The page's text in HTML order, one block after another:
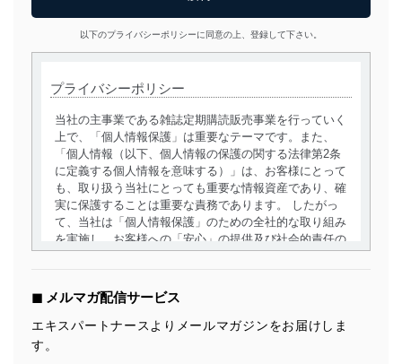
以下のプライバシーポリシーに同意の上、登録して下さい。
プライバシーポリシー
当社の主事業である雑誌定期購読販売事業を行っていく
上で、「個人情報保護」は重要なテーマです。また、
「個人情報（以下、個人情報の保護の関する法律第2条
に定義する個人情報を意味する）」は、お客様にとって
も、取り扱う当社にとっても重要な情報資産であり、確
実に保護することは重要な責務であります。 したがっ
て、当社は「個人情報保護」のための全社的な取り組み
を実施し、お客様への「安心」の提供及び社会的責任の
個人情報の取得・利用・提供について
当社は、個人情報の取得・利用・提供に際して、その利
◼︎ メルマガ配信サービス
エキスパートナースよりメールマガジンをお届けしま
す。